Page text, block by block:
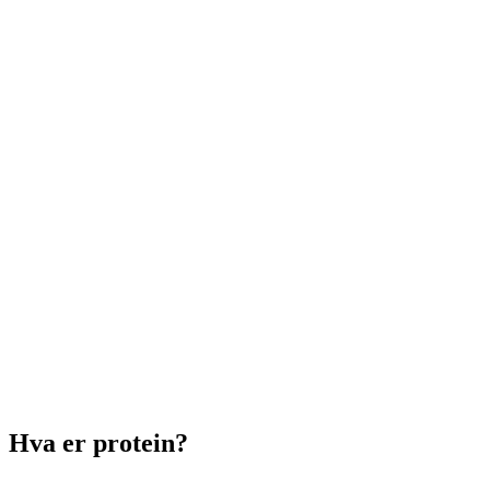
Hva er protein?